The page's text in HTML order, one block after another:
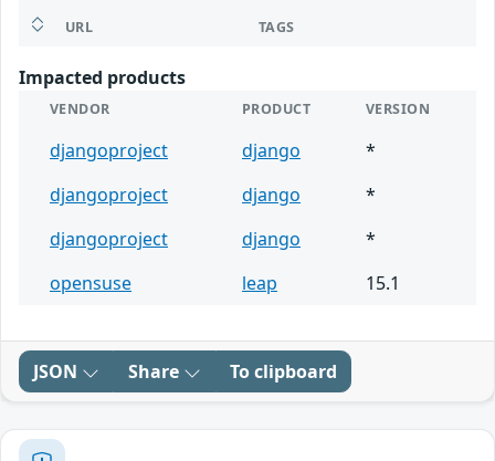
URL TAGS
Impacted products
VENDOR PRODUCT VERSION
djangoproject django
*
djangoproject
django
*
djangoproject
django
*
opensuse
leap 15.1
JSON Share To clipboard